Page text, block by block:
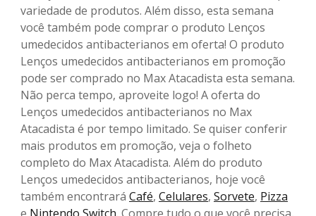
variedade de produtos. Além disso, esta semana
você também pode comprar o produto Lenços
umedecidos antibacterianos em oferta! O produto
Lenços umedecidos antibacterianos em promoção
pode ser comprado no Max Atacadista esta semana.
Não perca tempo, aproveite logo! A oferta do
Lenços umedecidos antibacterianos no Max
Atacadista é por tempo limitado. Se quiser conferir
mais produtos em promoção, veja o folheto
completo do Max Atacadista. Além do produto
Lenços umedecidos antibacterianos, hoje você
também encontrará Café, Celulares, Sorvete, Pizza